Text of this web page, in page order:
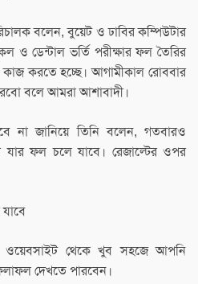
বলেন, বুয়েট ও ঢাবির কম্পিউটার
ও ডেন্টাল ভর্তি পরীক্ষার ফল তৈরির
করতে হচ্ছে। আগামীকাল রোববার
বলে আমরা আশাবাদী।
না জানিয়ে তিনি বলেন, গতবারও
যার ফল চলে যাবে। রেজাল্টের ওপর
ওয়েবসাইট থেকে খুব সহজে আপনি
দেখতে পারবেন।